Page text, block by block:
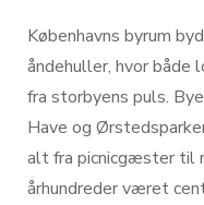
Københavns byrum
åndehuller, hvor både
fra storbyens puls.
Have og
alt fra picnicgæster til
århundreder været